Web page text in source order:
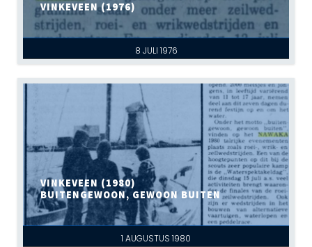
8 JULI 1976
VINKEVEEN (1976)
1 AUGUSTUS 1980
VINKEVEEN (1980)
BUITENGEWOON, GEWOON BUITEN